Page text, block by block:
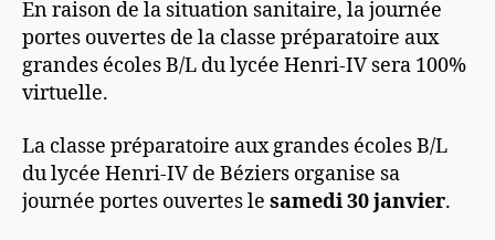
En raison de la situation sanitaire, la journée
portes ouvertes de la classe préparatoire aux
grandes écoles B/L du lycée Henri-IV sera 100%
virtuelle.
La classe préparatoire aux grandes écoles B/L
du lycée Henri-IV de Béziers organise sa
journée portes ouvertes le samedi 30 janvier.